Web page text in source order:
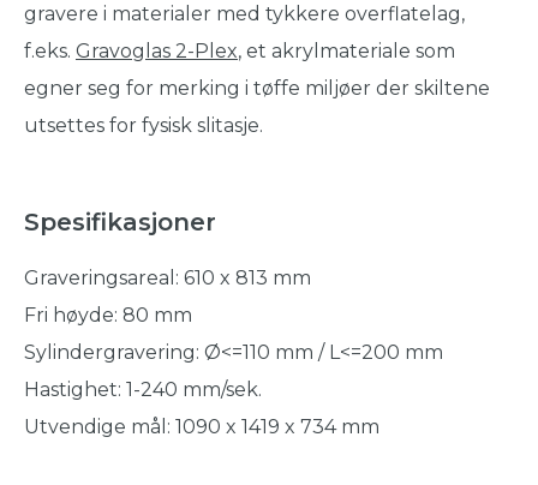
gravere i materialer med tykkere overflatelag,
f.eks. Gravoglas 2-Plex, et akrylmateriale som
egner seg for merking i tøffe miljøer der skiltene
utsettes for fysisk slitasje.
Spesifikasjoner
Graveringsareal: 610 x 813 mm
Fri høyde: 80 mm
Sylindergravering: Ø<=110 mm / L<=200 mm
Hastighet: 1-240 mm/sek.
Utvendige mål: 1090 x 1419 x 734 mm